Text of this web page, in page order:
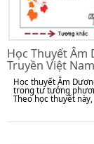
Học Thuyết Âm
Truyền Việt Nam
Học thuyết Âm
trong tư tưởng
Theo học thuyết